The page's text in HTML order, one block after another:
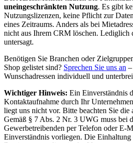
uneingeschränkten Nutzung. Es gibt
Nutzungslizenzen, keine Pflicht zur
eines Zeitraums. Anders als bei
nicht aus Ihrem CRM löschen. Lediglich
untersagt.
Benötigen Sie Branchen oder
Shop gelistet sind? Sprechen Sie uns an
Wunschadressen individuell und
Wichtiger Hinweis: Ein Einverständnis
Kontaktaufnahme durch Ihr
liegt uns nicht vor. Bitte beachten Sie die
Gemäß § 7 Abs. 2 Nr. 3 UWG muss bei
Gewerbetreibenden per Telefon oder E-
Einverständnis vorliegen. Die Einhaltung